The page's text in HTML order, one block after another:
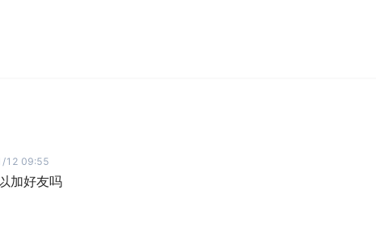
12 09:55
加好友吗